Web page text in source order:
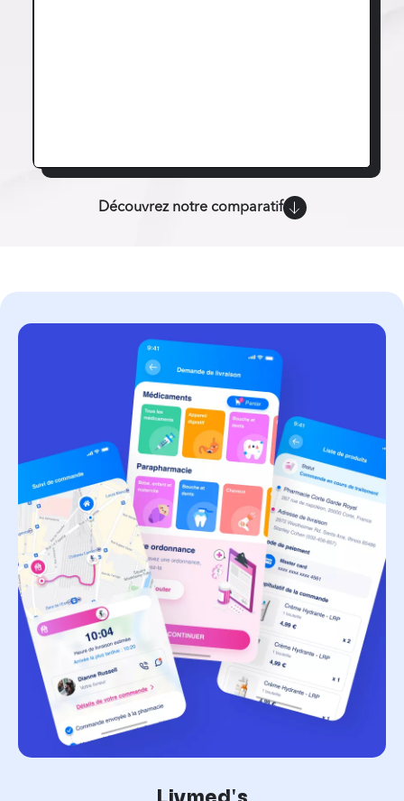
Découvrez notre comparatif